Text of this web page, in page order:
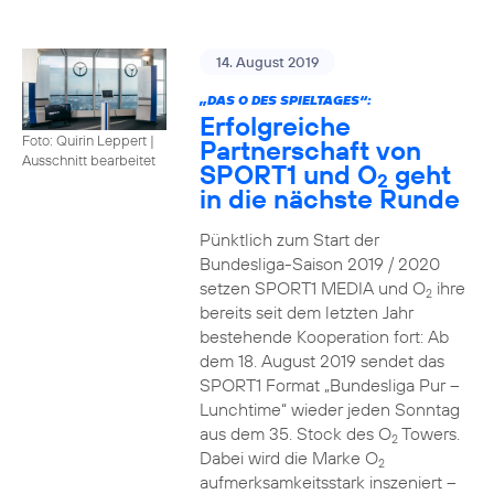
Foto: Quirin Leppert |
Ausschnitt bearbeitet
14. August 2019
„DAS O DES SPIELTAGES“:
Erfolgreiche
Partnerschaft von
SPORT1 und O2 geht
in die nächste Runde
Pünktlich zum Start der
Bundesliga-Saison 2019 / 2020
setzen SPORT1 MEDIA und O2ihre
bereits seit dem letzten Jahr
bestehende Kooperation fort: Ab
dem 18. August 2019 sendet das
SPORT1 Format „Bundesliga Pur –
Lunchtime“ wieder jeden Sonntag
aus dem 35. Stock des O2Towers.
Dabei wird die Marke O2
aufmerksamkeitsstark inszeniert –